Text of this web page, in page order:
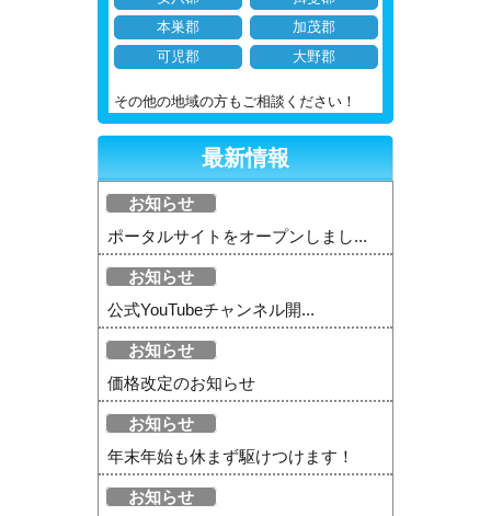
本巣郡
加茂郡
可児郡
大野郡
その他の地域の方もご相談ください！
最新情報
お知らせ
ポータルサイトをオープンしまし...
お知らせ
公式YouTubeチャンネル開...
お知らせ
価格改定のお知らせ
お知らせ
年末年始も休まず駆けつけます！
お知らせ